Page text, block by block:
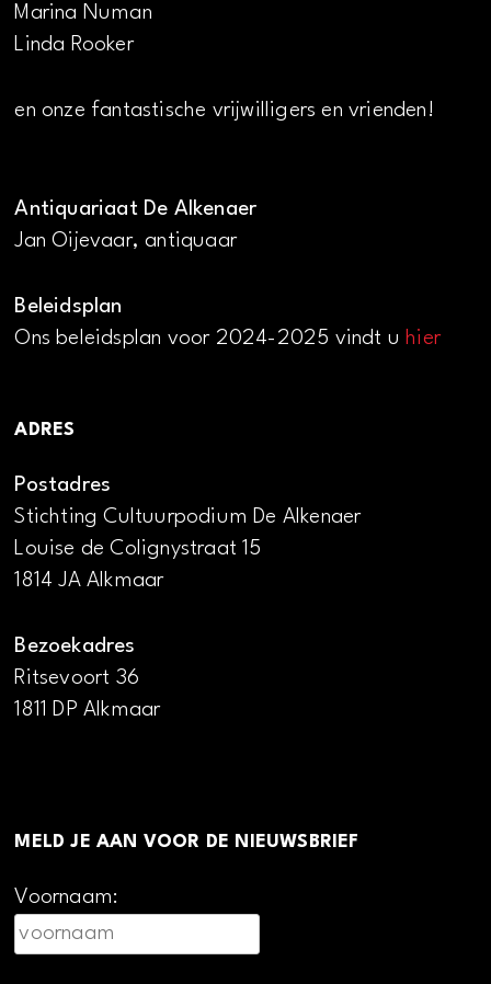
Marina Numan
Linda Rooker
en onze fantastische vrijwilligers en vrienden!
Antiquariaat De Alkenaer
Jan Oijevaar, antiquaar
Beleidsplan
Ons beleidsplan voor 2024-2025 vindt uhier
ADRES
Postadres
Stichting Cultuurpodium De Alkenaer
Louise de Colignystraat 15
1814 JA Alkmaar
Bezoekadres
Ritsevoort 36
1811 DP Alkmaar
MELD JE AAN VOOR DE NIEUWSBRIEF
Voornaam: